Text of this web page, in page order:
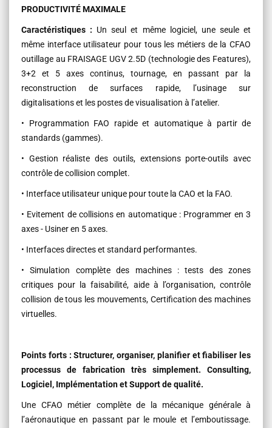
PRODUCTIVITÉ MAXIMALE
Caractéristiques : Un seul et même logiciel, une seule et
même interface utilisateur pour tous les métiers de la CFAO
outillage au FRAISAGE UGV 2.5D (technologie des Features),
3+2 et 5 axes continus, tournage, en passant par la
reconstruction de surfaces rapide, l’usinage sur
digitalisations et les postes de visualisation à l’atelier.
• Programmation FAO rapide et automatique à partir de
standards (gammes).
• Gestion réaliste des outils, extensions porte-outils avec
contrôle de collision complet.
• Interface utilisateur unique pour toute la CAO et la FAO.
• Evitement de collisions en automatique : Programmer en 3
axes - Usiner en 5 axes.
• Interfaces directes et standard performantes.
• Simulation complète des machines : tests des zones
critiques pour la faisabilité, aide à l’organisation, contrôle
collision de tous les mouvements, Certification des machines
virtuelles.
Points forts : Structurer, organiser, planifier et fiabiliser les
processus de fabrication très simplement. Consulting,
Logiciel, Implémentation et Support de qualité.
Une CFAO métier complète de la mécanique générale à
l’aéronautique en passant par le moule et l’emboutissage.